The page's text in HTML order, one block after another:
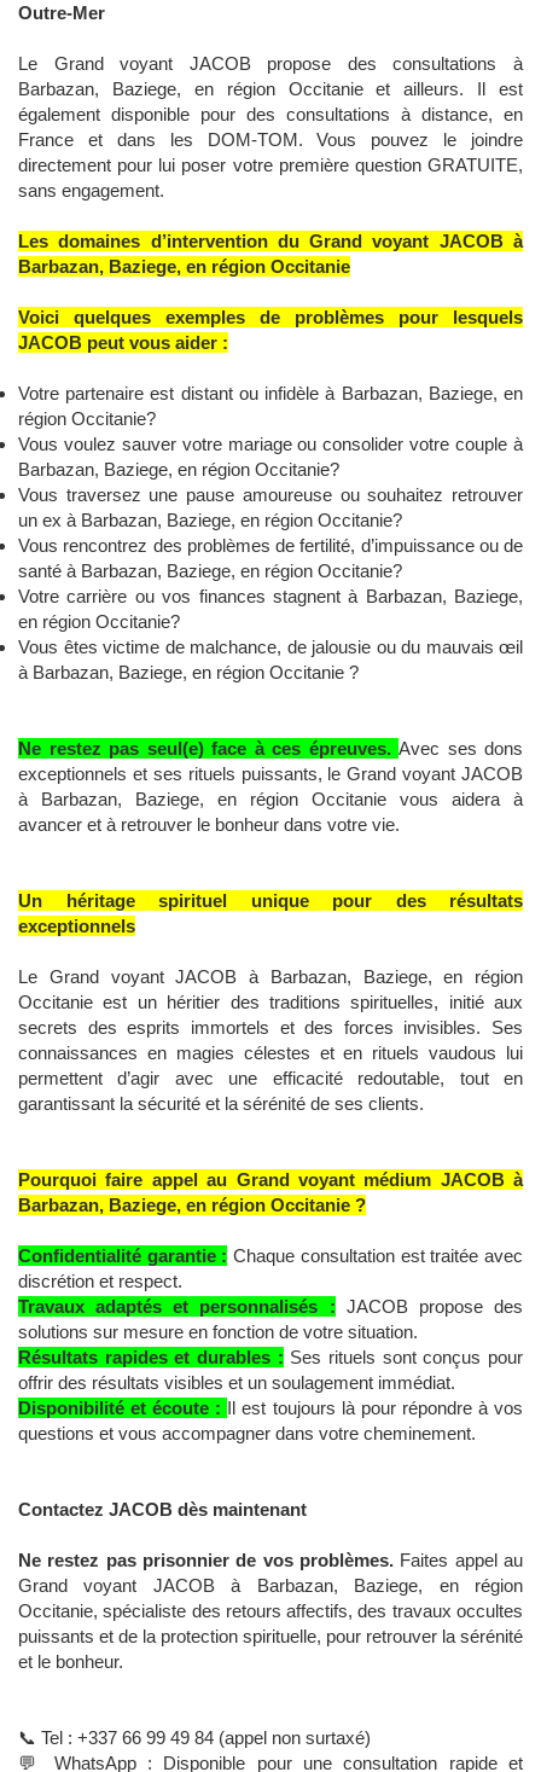
Outre-Mer
Le Grand voyant JACOB propose des consultations à
Barbazan, Baziege, en région Occitanie et ailleurs. Il est
également disponible pour des consultations à distance, en
France et dans les DOM-TOM. Vous pouvez le joindre
directement pour lui poser votre première question GRATUITE,
sans engagement.
Les domaines d’intervention du Grand voyant JACOB à
Barbazan, Baziege, en région Occitanie
Voici quelques exemples de problèmes pour lesquels
JACOB peut vous aider :
Votre partenaire est distant ou infidèle à Barbazan, Baziege, en
région Occitanie?
Vous voulez sauver votre mariage ou consolider votre couple à
Barbazan, Baziege, en région Occitanie?
Vous traversez une pause amoureuse ou souhaitez retrouver
un ex à Barbazan, Baziege, en région Occitanie?
Vous rencontrez des problèmes de fertilité, d’impuissance ou de
santé à Barbazan, Baziege, en région Occitanie?
Votre carrière ou vos finances stagnent à Barbazan, Baziege,
en région Occitanie?
Vous êtes victime de malchance, de jalousie ou du mauvais œil
à Barbazan, Baziege, en région Occitanie ?
Ne restez pas seul(e) face à ces épreuves. Avec ses dons
exceptionnels et ses rituels puissants, le Grand voyant JACOB
à Barbazan, Baziege, en région Occitanie vous aidera à
avancer et à retrouver le bonheur dans votre vie.
Un héritage spirituel unique pour des résultats
exceptionnels
Le Grand voyant JACOB à Barbazan, Baziege, en région
Occitanie est un héritier des traditions spirituelles, initié aux
secrets des esprits immortels et des forces invisibles. Ses
connaissances en magies célestes et en rituels vaudous lui
permettent d’agir avec une efficacité redoutable, tout en
garantissant la sécurité et la sérénité de ses clients.
Pourquoi faire appel au Grand voyant médium JACOB à
Barbazan, Baziege, en région Occitanie ?
Confidentialité garantie : Chaque consultation est traitée avec
discrétion et respect.
Travaux adaptés et personnalisés : JACOB propose des
solutions sur mesure en fonction de votre situation.
Résultats rapides et durables : Ses rituels sont conçus pour
offrir des résultats visibles et un soulagement immédiat.
Disponibilité et écoute : Il est toujours là pour répondre à vos
questions et vous accompagner dans votre cheminement.
Contactez JACOB dès maintenant
Ne restez pas prisonnier de vos problèmes. Faites appel au
Grand voyant JACOB à Barbazan, Baziege, en région
Occitanie, spécialiste des retours affectifs, des travaux occultes
puissants et de la protection spirituelle, pour retrouver la sérénité
et le bonheur.
📞 Tel : +337 66 99 49 84 (appel non surtaxé)
💬 WhatsApp : Disponible pour une consultation rapide et